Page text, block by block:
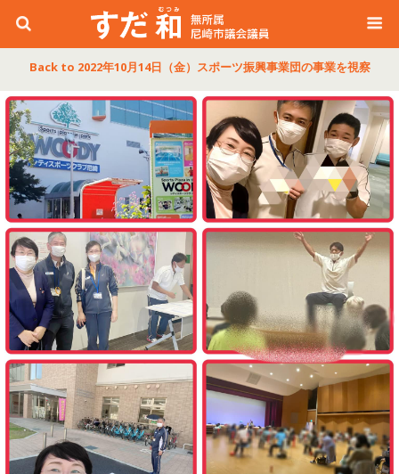
Back to 2022年10月14日（金）スポーツ振興事業団の事業を視察